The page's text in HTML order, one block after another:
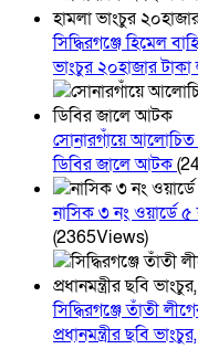
সিদ্ধিরগঞ্জে হিমেল
ভাংচুর ২০হাজার
সোনারগাঁয়ে আলোচিত
ডিবির জালে আটক
নাসিক ৩ নং ওয়ার্ডে ৫
(2365Views)
সিদ্ধিরগঞ্জে তাঁতী
প্রধানমন্ত্রীর ছবি